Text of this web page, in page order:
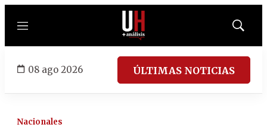
Menú
Mostrar
08 ago 2026 ÚLTIMAS NOTICIAS
Nacionales